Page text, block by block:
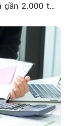
gần 2.000 tỷ